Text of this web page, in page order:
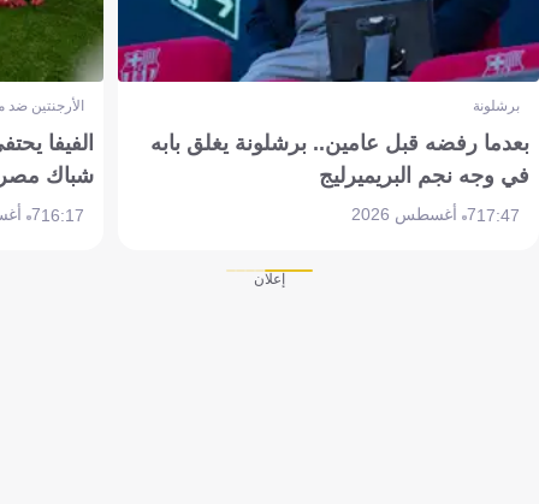
برشلونة
بعدما رفضه قبل عامين.. برشلونة يغلق بابه
في وجه نجم البريميرليج
17:477 أغسطس 2026
الأرجنتين
الفيفا
شباك
16:177 أغسطس 2026
إعلان